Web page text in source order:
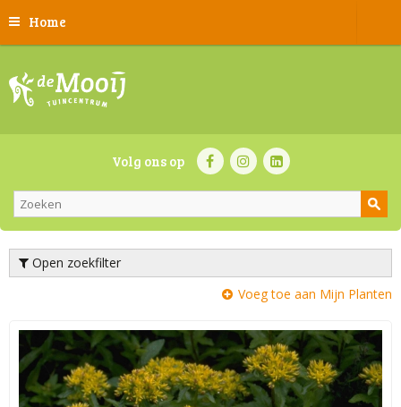
Home
Volg ons op
Open zoekfilter
Voeg toe aan Mijn Planten